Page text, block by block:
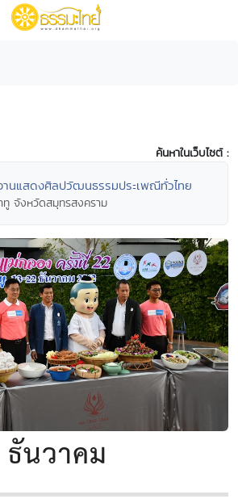
ค้นหาในเว็บไซต์ :
านแสดงศิลปวัฒนธรรมประเพณีทั่วไทย
ทู จังหวัดสมุทรสงคราม
ธันวาคม